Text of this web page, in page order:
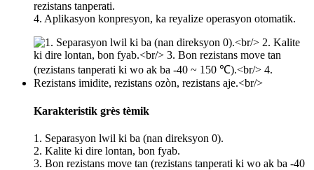
rezistans tanperati.
4. Aplikasyon konpresyon, ka reyalize operasyon otomatik.
Karakteristik grès tèmik
1. Separasyon lwil ki ba (nan direksyon 0).
2. Kalite ki dire lontan, bon fyab.
3. Bon rezistans move tan (rezistans tanperati ki wo ak ba -40